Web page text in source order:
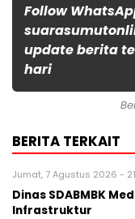
Follow
update berita
hari
BERITA TERKAIT
Jumat, 7 Agustus 2026 -
Dinas SDABMBK
Infrastruktur